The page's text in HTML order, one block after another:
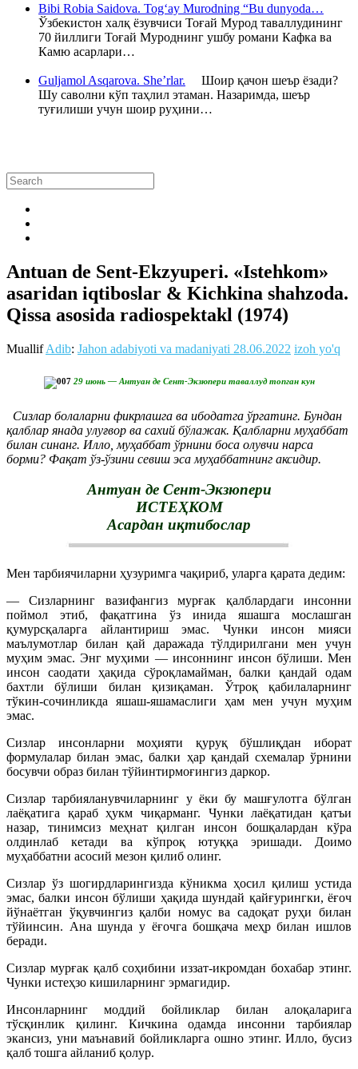
Bibi Robia Saidova. Tog‘ay Murodning “Bu dunyoda…
Ўзбекистон халқ ёзувчиси Тоғай Мурод таваллудининг
70 йиллиги Тоғай Муроднинг ушбу романи Кафка ва
Камю асарлари…
Guljamol Asqarova. She’rlar. Шоир қачон шеър ёзади?
Шу саволни кўп таҳлил этаман. Назаримда, шеър
туғилиши учун шоир руҳини…
Antuan de Sent-Ekzyuperi. «Istehkom»
asaridan iqtiboslar & Kichkina shahzoda.
Qissa asosida radiospektakl (1974)
MuallifAdib: Jahon adabiyoti va madaniyati 28.06.2022 izoh yo'q
29 июнь — Антуан де Сент-Экзюпери таваллуд топган кун
Сизлар болаларни фикрлашга ва ибодатга ўргатинг. Бундан
қалблар янада улуғвор ва сахий бўлажак. Қалбларни муҳаббат
билан синанг. Илло, муҳаббат ўрнини боса олувчи нарса
борми? Фақат ўз-ўзини севиш эса муҳаббатнинг аксидир.
Антуан де Сент-Экзюпери
ИСТЕҲКОМ
Асардан иқтибослар
Мен тарбиячиларни ҳузуримга чақириб, уларга қарата дедим:
— Сизларнинг вазифангиз мурғак қалблардаги инсонни
поймол этиб, фақатгина ўз инида яшашга мослашган
қумурсқаларга айлантириш эмас. Чунки инсон мияси
маълумотлар билан қай даражада тўлдирилгани мен учун
муҳим эмас. Энг муҳими — инсоннинг инсон бўлиши. Мен
инсон саодати ҳақида сўроқламайман, балки қандай одам
бахтли бўлиши билан қизиқаман. Ўтроқ қабилаларнинг
тўкин-сочинликда яшаш-яшамаслиги ҳам мен учун муҳим
эмас.
Сизлар инсонларни моҳияти қуруқ бўшлиқдан иборат
формулалар билан эмас, балки ҳар қандай схемалар ўрнини
босувчи образ билан тўйинтирмоғингиз даркор.
Сизлар тарбияланувчиларнинг у ёки бу машғулотга бўлган
лаёқатига қараб ҳукм чиқарманг. Чунки лаёқатидан қатъи
назар, тинимсиз меҳнат қилган инсон бошқалардан кўра
олдинлаб кетади ва кўпроқ ютуққа эришади. Доимо
муҳаббатни асосий мезон қилиб олинг.
Сизлар ўз шогирдларингизда кўникма ҳосил қилиш устида
эмас, балки инсон бўлиши ҳақида шундай қайғурингки, ёғоч
йўнаётган ўқувчингиз қалби номус ва садоқат руҳи билан
тўйинсин. Ана шунда у ёғочга бошқача меҳр билан ишлов
беради.
Сизлар мурғак қалб соҳибини иззат-икромдан бохабар этинг.
Чунки истеҳзо кишиларнинг эрмагидир.
Инсонларнинг моддий бойликлар билан алоқаларига
тўсқинлик қилинг. Кичкина одамда инсонни тарбиялар
экансиз, уни маънавий бойликларга ошно этинг. Илло, бусиз
қалб тошга айланиб қолур.